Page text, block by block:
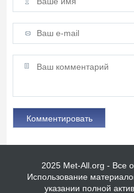
2025 Met-All.org - Все
Использование
указании полной